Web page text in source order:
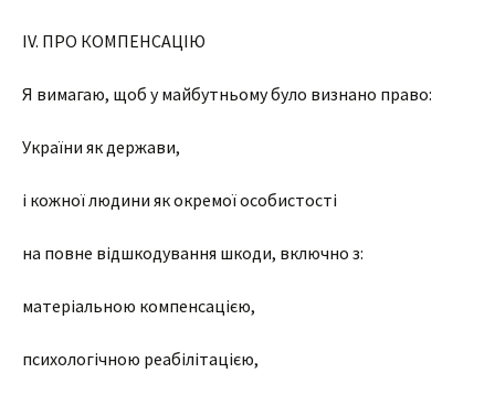
IV. ПРО КОМПЕНСАЦІЮ
Я вимагаю, щоб у майбутньому було визнано право:
України як держави,
і кожної людини як окремої особистості
на повне відшкодування шкоди, включно з:
матеріальною компенсацією,
психологічною реабілітацією,